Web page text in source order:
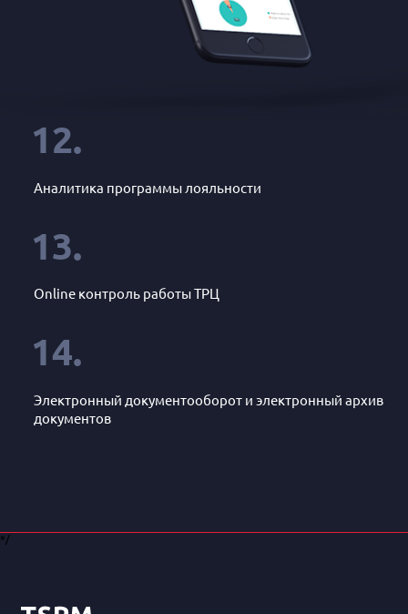
12.
Аналитика программы лояльности
13.
Online контроль работы ТРЦ
14.
Электронный документооборот и электронный архив
документов
*/